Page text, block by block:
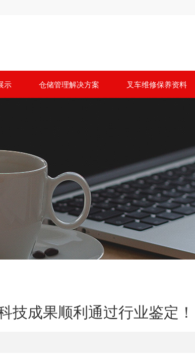
示 仓储管理解决方案 叉车维修保养资料
技成果顺利通过行业鉴定！